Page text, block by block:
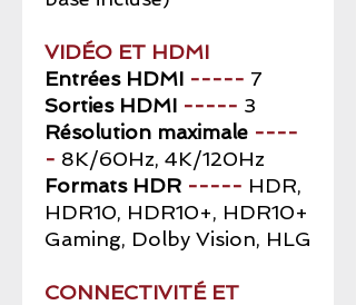
VIDÉO ET HDMI
Entrées HDMI ----- 7
Sorties HDMI ----- 3
Résolution maximale ----
- 8K/60Hz, 4K/120Hz
Formats HDR ----- HDR,
HDR10, HDR10+, HDR10+
Gaming, Dolby Vision, HLG
CONNECTIVITÉ ET